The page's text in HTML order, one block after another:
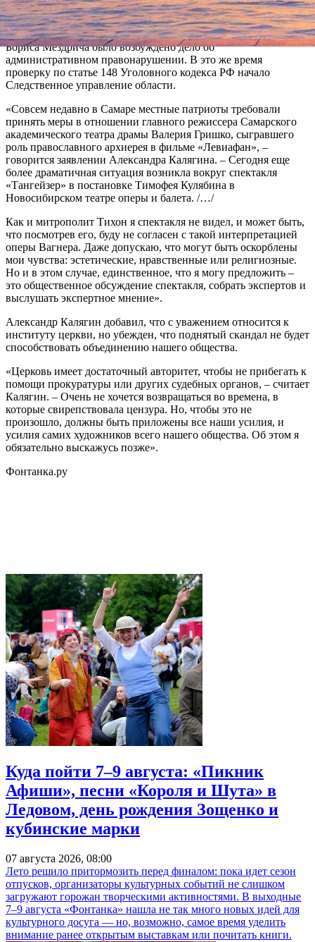
февраля по результатам обращения митрополита
Новосибирского и Бердского Тихона в прокуратуру, против
режиссера спектакля Тимофея Кулябина и директора театра
Бориса Мездрича было возбуждено дело об
административном правонарушении. В это же время
проверку по статье 148 Уголовного кодекса РФ начало
Следственное управление области.
«Совсем недавно в Самаре местные патриоты требовали
принять меры в отношении главного режиссера Самарского
академического театра драмы Валерия Гришко, сыгравшего
роль православного архиерея в фильме «Левиафан», –
говорится заявлении Александра Калягина. – Сегодня еще
более драматичная ситуация возникла вокруг спектакля
«Тангейзер» в постановке Тимофея Кулябина в
Новосибирском театре оперы и балета. /…/
Как и митрополит Тихон я спектакля не видел, и может быть,
что посмотрев его, буду не согласен с такой интерпретацией
оперы Вагнера. Даже допускаю, что могут быть оскорблены
мои чувства: эстетические, нравственные или религиозные.
Но и в этом случае, единственное, что я могу предложить –
это общественное обсуждение спектакля, собрать экспертов и
выслушать экспертное мнение».
Александр Калягин добавил, что с уважением относится к
институту церкви, но убежден, что поднятый скандал не будет
способствовать объединению нашего общества.
«Церковь имеет достаточный авторитет, чтобы не прибегать к
помощи прокуратуры или других судебных органов, – считает
Калягин. – Очень не хочется возвращаться во времена, в
которые свирепствовала цензура. Но, чтобы это не
произошло, должны быть приложены все наши усилия, и
усилия самих художников всего нашего общества. Об этом я
обязательно выскажусь позже».
Фонтанка.ру
Куда пойти 7–9 августа: «Пикник
Афиши», песни «Короля и Шута» в
Ледовом, день рождения Зощенко и
кубинские марки
07 августа 2026, 08:00
Лето решило притормозить перед финалом: пока идет сезон
отпусков, организаторы культурных событий не слишком
загружают горожан творческими активностями. В выходные
7–9 августа «Фонтанка» нашла не так много новых идей для
культурного досуга — но, возможно, самое время уделить
внимание ранее открытым выставкам или почитать книги.